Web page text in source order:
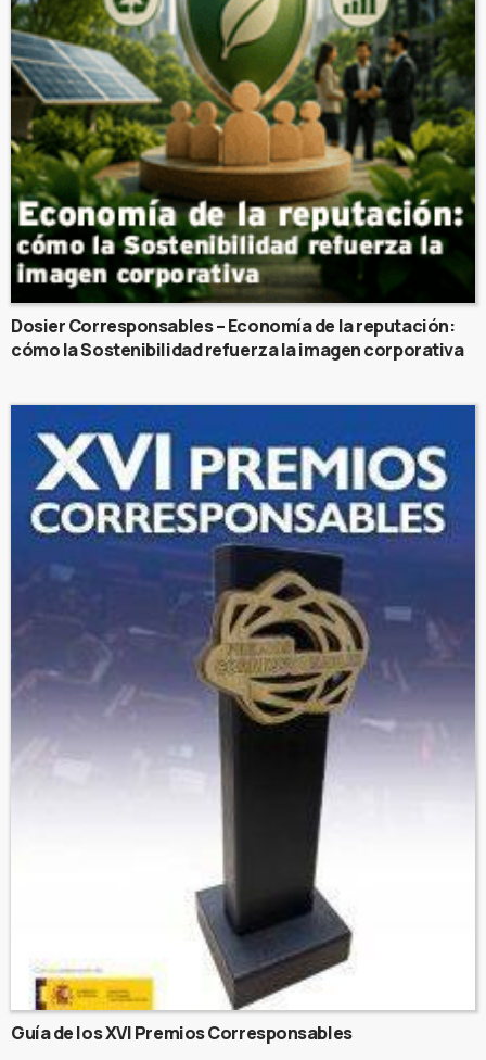
Dosier Corresponsables – Economía de la reputación:
cómo la Sostenibilidad refuerza la imagen corporativa
Guía de los XVI Premios Corresponsables